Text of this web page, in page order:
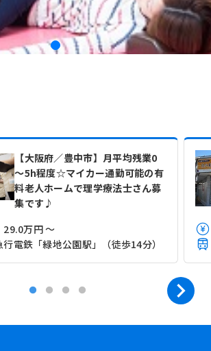
【大阪府／豊中市】月平均残業0
～5h程度☆マイカー通勤可能の有
料老人ホームで理学療法士さん募
集です♪
29.0万円 ～
電鉄「緑地公園駅」（徒歩14分）